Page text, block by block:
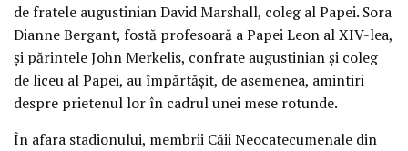
de fratele augustinian David Marshall, coleg al Papei. Sora
Dianne Bergant, fostă profesoară a Papei Leon al XIV-lea,
și părintele John Merkelis, confrate augustinian și coleg
de liceu al Papei, au împărtășit, de asemenea, amintiri
despre prietenul lor în cadrul unei mese rotunde.
În afara stadionului, membrii Căii Neocatecumenale din